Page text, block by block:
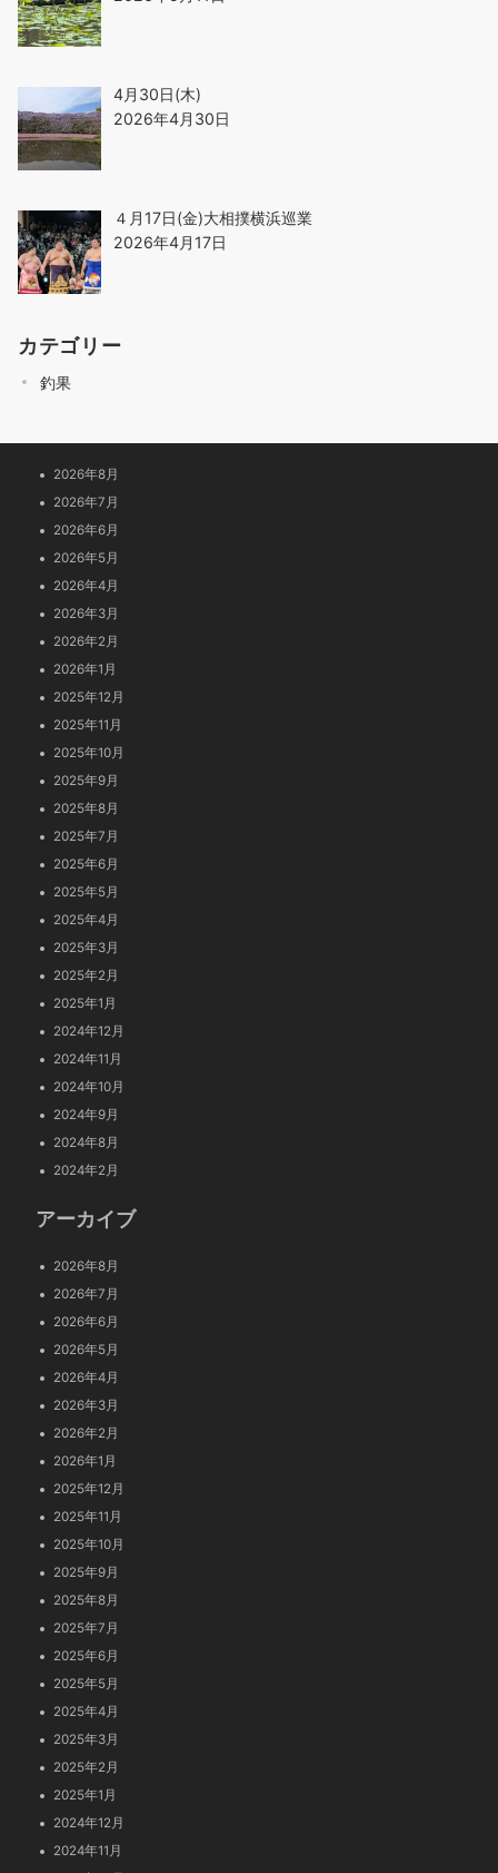
4月30日(木)
2026年4月30日
４月17日(金)大相撲横浜巡業
2026年4月17日
カテゴリー
釣果
2026年8月
2026年7月
2026年6月
2026年5月
2026年4月
2026年3月
2026年2月
2026年1月
2025年12月
2025年11月
2025年10月
2025年9月
2025年8月
2025年7月
2025年6月
2025年5月
2025年4月
2025年3月
2025年2月
2025年1月
2024年12月
2024年11月
2024年10月
2024年9月
2024年8月
2024年2月
アーカイブ
2026年8月
2026年7月
2026年6月
2026年5月
2026年4月
2026年3月
2026年2月
2026年1月
2025年12月
2025年11月
2025年10月
2025年9月
2025年8月
2025年7月
2025年6月
2025年5月
2025年4月
2025年3月
2025年2月
2025年1月
2024年12月
2024年11月